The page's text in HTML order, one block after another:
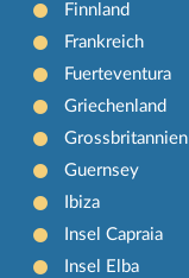
Finnland
Frankreich
Fuerteventura
Griechenland
Grossbritannien
Guernsey
Ibiza
Insel Capraia
Insel Elba